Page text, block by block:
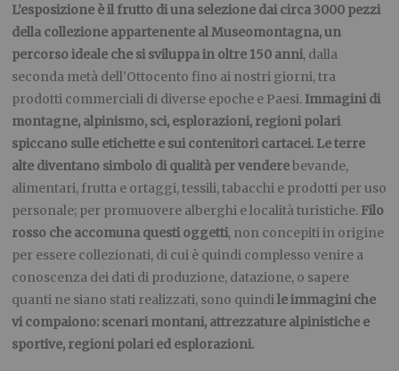
L’esposizione è il frutto di una selezione dai circa 3000 pezzi
della collezione appartenente al Museomontagna, un
percorso ideale che si sviluppa in oltre 150 anni, dalla
seconda metà dell’Ottocento fino ai nostri giorni, tra
prodotti commerciali di diverse epoche e Paesi. Immagini di
montagne, alpinismo, sci, esplorazioni, regioni polari
spiccano sulle etichette e sui contenitori cartacei. Le terre
alte diventano simbolo di qualità per venderebevande,
alimentari, frutta e ortaggi, tessili, tabacchi e prodotti per uso
personale; per promuovere alberghi e località turistiche. Filo
rosso che accomuna questi oggetti, non concepiti in origine
per essere collezionati, di cui è quindi complesso venire a
conoscenza dei dati di produzione, datazione, o sapere
quanti ne siano stati realizzati, sono quindile immagini che
vi compaiono: scenari montani, attrezzature alpinistiche e
sportive, regioni polari ed esplorazioni.